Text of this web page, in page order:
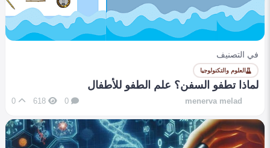
في التصنيف
العلوم والتكنولوجيا
لماذا تطفو السفن؟ علم الطفو للأطفال
menerva melad
0
618